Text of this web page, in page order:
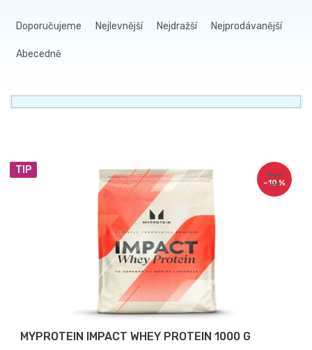
a
í
o
d
Doporučujeme Nejlevnější Nejdražší Nejprodávanější
Abecedně
V
ýTIP
840
Kč
–10 %
MYPROTEIN IMPACT WHEY PROTEIN 1000 G